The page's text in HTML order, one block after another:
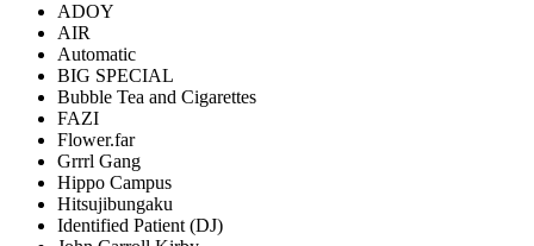
ADOY
AIR
Automatic
BIG SPECIAL
Bubble Tea and Cigarettes
FAZI
Flower.far
Grrrl Gang
Hippo Campus
Hitsujibungaku
Identified Patient (DJ)